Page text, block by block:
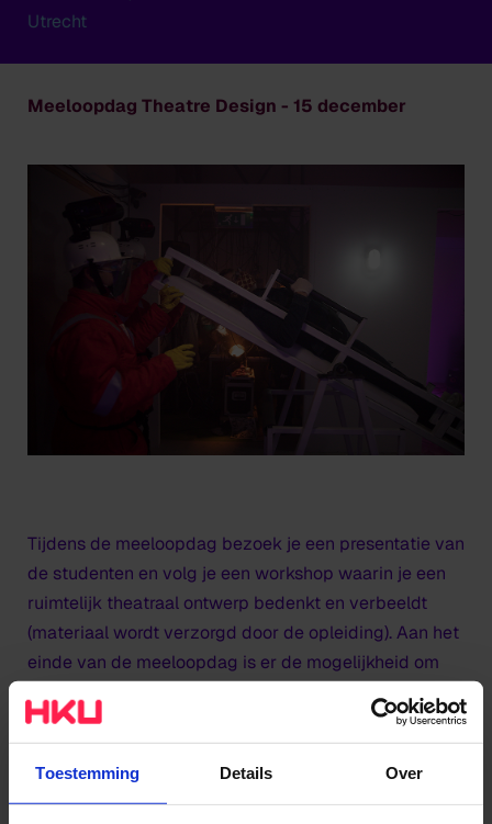
Toestemming Details Over
Utrecht
Meeloopdag Theatre Design - 15 december
Tijdens de meeloopdag bezoek je een presentatie van
de studenten en volg je een workshop waarin je een
ruimtelijk theatraal ontwerp bedenkt en verbeeldt
(materiaal wordt verzorgd door de opleiding). Aan het
einde van de meeloopdag is er de mogelijkheid om
toelatingseisen en waar je na de opleiding aan de
slag kan.
De meeloopdag Theatre Design is dinsdag 15